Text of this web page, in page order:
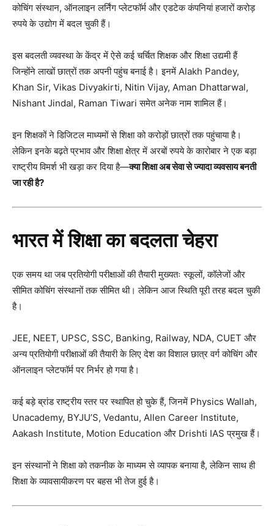
कोचिंग संस्थान, ऑनलाइन लर्निंग प्लेटफॉर्म और एडटेक कंपनियां हजारों करोड़
रुपये के उद्योग में बदल चुकी हैं।
इस बदलती व्यवस्था के केंद्र में ऐसे कई चर्चित शिक्षक और शिक्षा उद्यमी हैं
जिन्होंने लाखों छात्रों तक अपनी पहुंच बनाई है। इनमें Alakh Pandey,
Khan Sir, Vikas Divyakirti, Nitin Vijay, Aman Dhattarwal,
Nishant Jindal, Raman Tiwari समेत अनेक नाम शामिल हैं।
इन शिक्षकों ने डिजिटल माध्यमों से शिक्षा को करोड़ों छात्रों तक पहुंचाया है।
लेकिन इनके बढ़ते प्रभाव और शिक्षा क्षेत्र में अरबों रुपये के कारोबार ने एक बड़ा
राष्ट्रीय विमर्श भी खड़ा कर दिया है—क्या शिक्षा अब सेवा से ज्यादा व्यवसाय बनती
जा रही है?
भारत में शिक्षा का बदलता चेहरा
एक समय था जब प्रतियोगी परीक्षाओं की तैयारी मुख्यतः स्कूलों, कॉलेजों और
सीमित कोचिंग संस्थानों तक सीमित थी। लेकिन आज स्थिति पूरी तरह बदल चुकी
है।
JEE, NEET, UPSC, SSC, Banking, Railway, NDA, CUET और
अन्य प्रतियोगी परीक्षाओं की तैयारी के लिए देश का विशाल छात्र वर्ग कोचिंग और
ऑनलाइन प्लेटफॉर्म पर निर्भर हो गया है।
कई बड़े ब्रांड राष्ट्रीय स्तर पर स्थापित हो चुके हैं, जिनमें Physics Wallah,
Unacademy, BYJU’S, Vedantu, Allen Career Institute,
Aakash Institute, Motion Education और Drishti IAS प्रमुख हैं।
इन संस्थानों ने शिक्षा को तकनीक के माध्यम से व्यापक बनाया है, लेकिन साथ ही
शिक्षा के व्यावसायीकरण पर बहस भी तेज हुई है।